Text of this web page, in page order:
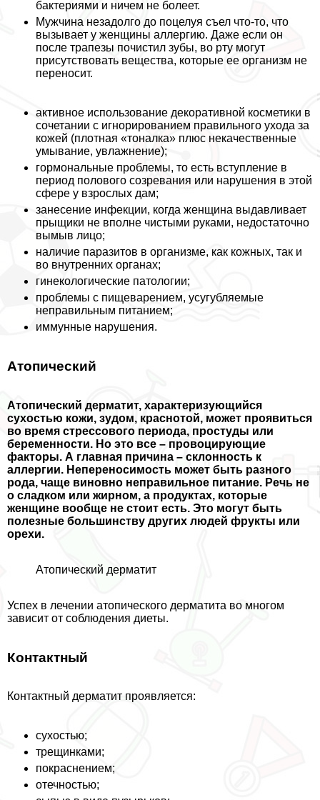
бактериями и ничем не болеет.
Мужчина незадолго до поцелуя съел что-то, что
вызывает у женщины аллергию. Даже если он
после трапезы почистил зубы, во рту могут
присутствовать вещества, которые ее организм не
переносит.
активное использование декоративной косметики в
сочетании с игнорированием правильного ухода за
кожей (плотная «тоналка» плюс некачественные
умывание, увлажнение);
гормональные проблемы, то есть вступление в
период пoлoвoго созревания или нарушения в этой
сфере у взрослых дам;
занесение инфекции, когда женщина выдавливает
прыщики не вполне чистыми руками, недостаточно
вымыв лицо;
наличие паразитов в организме, как кожных, так и
во внутренних органах;
гинекологические патологии;
проблемы с пищеварением, усугубляемые
неправильным питанием;
иммунные нарушения.
Атопический
Атопический дерматит, хаpaктеризующийся
сухостью кожи, зудом, краснотой, может проявиться
во время стрессового периода, простуды или
беременности. Но это все – провоцирующие
факторы. А главная причина – склонность к
аллергии. Непереносимость может быть разного
рода, чаще виновно неправильное питание. Речь не
о сладком или жирном, а продуктах, которые
женщине вообще не стоит есть. Это могут быть
полезные большинству других людей фрукты или
орехи.
Атопический дерматит
Успех в лечении атопического дерматита во многом
зависит от соблюдения диеты.
Контактный
Контактный дерматит проявляется:
сухостью;
трещинками;
покраснением;
отечностью;